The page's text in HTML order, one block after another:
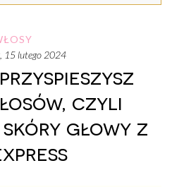
15 lutego 2024
czyli
głowy z